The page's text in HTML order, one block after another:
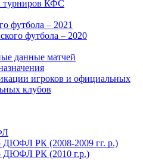
турниров КФС
футбола – 2021
футбола – 2020
данные матчей
игроков и официальных
клубов
ДЮФЛ РК (2008-2009 гг. р.)
ДЮФЛ РК (2010 г.р.)